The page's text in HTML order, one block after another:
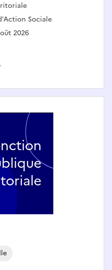
Sociale
2026
Social ISO (